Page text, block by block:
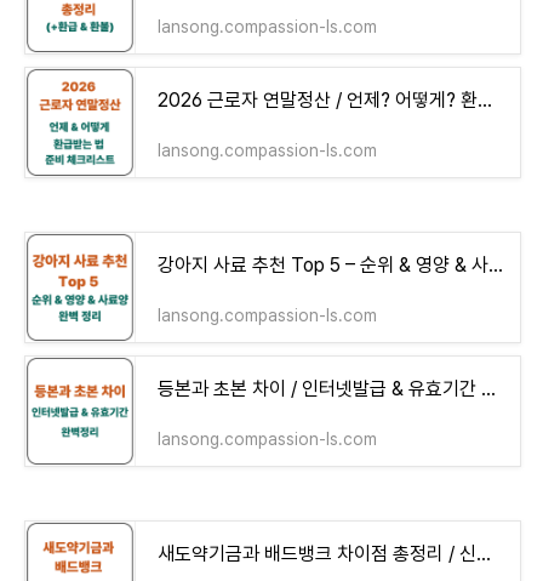
lansong.compassion-ls.com
2026 근로자 연말정산 / 언제? 어떻게? 환급받는 법 & 준비 체크리스트
lansong.compassion-ls.com
강아지 사료 추천 Top 5 – 순위 & 영양 & 사료양 완벽 정리
lansong.compassion-ls.com
등본과 초본 차이 / 인터넷발급 & 유효기간 완벽정리
lansong.compassion-ls.com
새도약기금과 배드뱅크 차이점 총정리 / 신청 & 대상 & 감면 조건